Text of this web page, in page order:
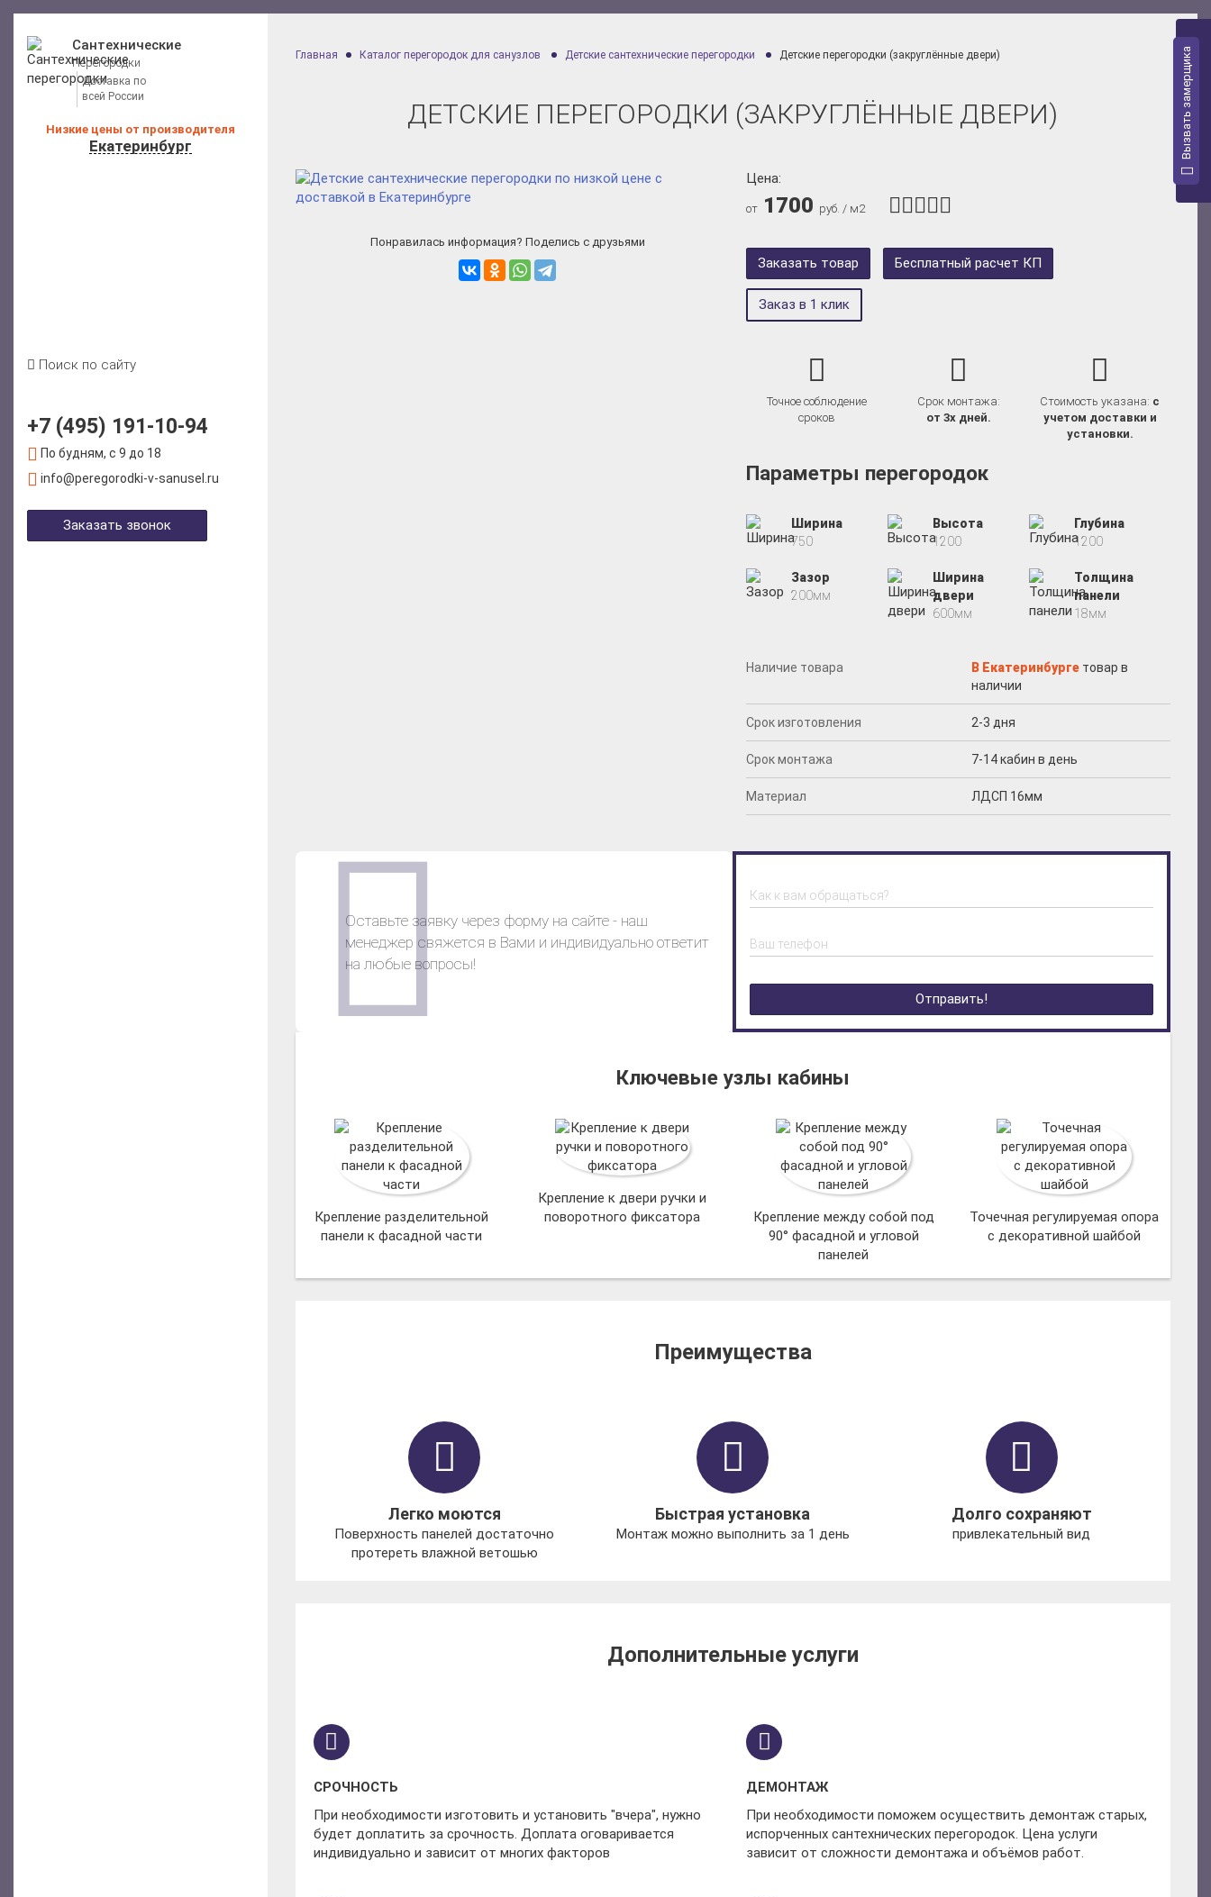
Вызвать замерщика
Сантехнические
Перегородки
Доставка по
всей России
Низкие цены от производителя
Екатеринбург
Поиск по сайту
+7 (495) 191-10-94
По будням, с 9 до 18
info@peregorodki-v-sanusel.ru
Заказать звонок
Главная Каталог перегородок для санузлов Детские сантехнические перегородки Детские перегородки (закруглённые двери)
ДЕТСКИЕ ПЕРЕГОРОДКИ (ЗАКРУГЛЁННЫЕ ДВЕРИ)
Понравилась информация? Поделись с друзьями
Цена:
от 1700 руб. / м2
Заказать товар Бесплатный расчет КП
Заказ в 1 клик
Точное соблюдение
сроков
Срок монтажа:
от 3х дней.
Стоимость указана: с
учетом доставки и
установки.
Параметры перегородок
Ширина
750
Высота
1200
Глубина
1200
Зазор
200мм
Ширина
двери
600мм
Толщина
панели
18мм
Наличие товара В Екатеринбурге товар в
наличии
Срок изготовления 2-3 дня
Срок монтажа 7-14 кабин в день
Материал ЛДСП 16мм
Оставьте заявку через форму на сайте - наш
менеджер свяжется в Вами и индивидуально ответит
на любые вопросы!
Как к вам обращаться?
Ваш телефон
Отправить!
Ключевые узлы кабины
Крепление разделительной
панели к фасадной части
Крепление к двери ручки и
поворотного фиксатора
Крепление между собой под
90° фасадной и угловой
панелей
Точечная регулируемая опора
с декоративной шайбой
Преимущества
Легко моются
Поверхность панелей достаточно
протереть влажной ветошью
Быстрая установка
Монтаж можно выполнить за 1 день
Долго сохраняют
привлекательный вид
Дополнительные услуги
СРОЧНОСТЬ
При необходимости изготовить и установить "вчера", нужно
будет доплатить за срочность. Доплата оговаривается
индивидуально и зависит от многих факторов
ДЕМОНТАЖ
При необходимости поможем осуществить демонтаж старых,
испорченных сантехнических перегородок. Цена услуги
зависит от сложности демонтажа и объёмов работ.